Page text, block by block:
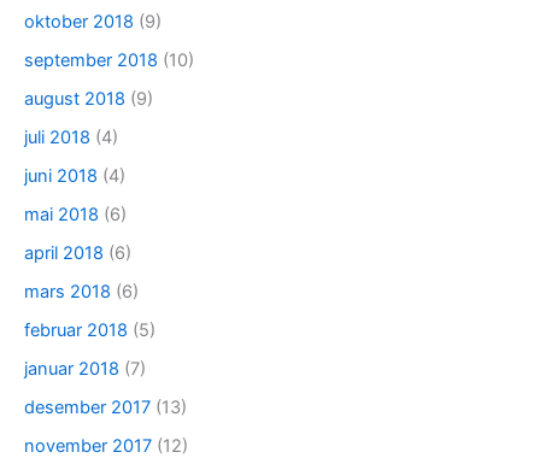
oktober 2018 (9)
september 2018 (10)
august 2018 (9)
juli 2018 (4)
juni 2018 (4)
mai 2018 (6)
april 2018 (6)
mars 2018 (6)
februar 2018 (5)
januar 2018 (7)
desember 2017 (13)
november 2017 (12)